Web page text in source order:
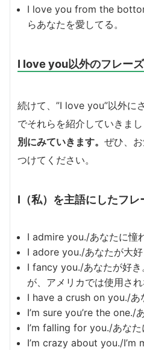
I love you from the
らあなたを愛してる。
I love you以外のフレー
続けて、”I love you”以外に
でそれらを紹介していきまし
別にみていきます。 ぜひ、
つけてください。
I（私）を主語にしたフレ
I admire you./あなたに憧
I adore you./あなたが大好
I fancy you./あなたが好
が、アメリカでは使用され
I have a crush on you./あ
I’m sure you’re the one./
I’m falling for you./あなた
I’m crazy about you./I’m